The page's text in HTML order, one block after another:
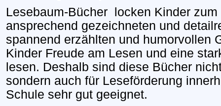
Lesebaum-Bücher locken Kinder
ansprechend gezeichneten und
spannend erzählten und humorvollen
Kinder Freude am Lesen und eine
lesen. Deshalb sind diese Bücher
sondern auch für Leseförderung
Schule sehr gut geeignet.